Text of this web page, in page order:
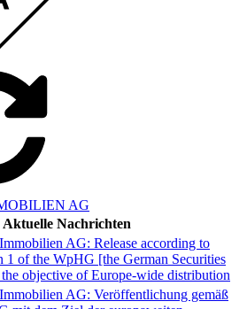
AG
Aktuelle Nachrichten
AG: Release according to
1 of the WpHG [the German Securities
objective of Europe-wide distribution
AG: Veröffentlichung gemäß